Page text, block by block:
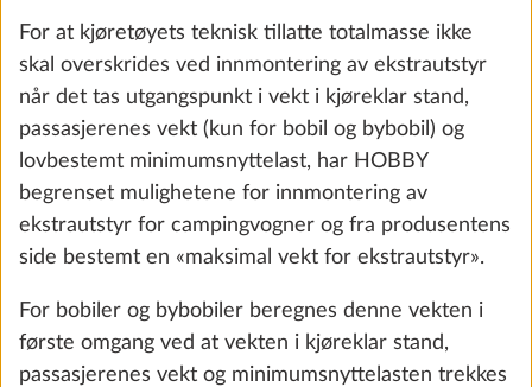
Utvendig gasskran Mer
For at kjøretøyets teknisk tillatte totalmasse ikke
skal overskrides ved innmontering av ekstrautstyr
når det tas utgangspunkt i vekt i kjøreklar stand,
passasjerenes vekt (kun for bobil og bybobil) og
lovbestemt minimumsnyttelast, har HOBBY
begrenset mulighetene for innmontering av
ekstrautstyr for campingvogner og fra produsentens
side bestemt en «maksimal vekt for ekstrautstyr».
For bobiler og bybobiler beregnes denne vekten i
første omgang ved at vekten i kjøreklar stand,
passasjerenes vekt og minimumsnyttelasten trekkes